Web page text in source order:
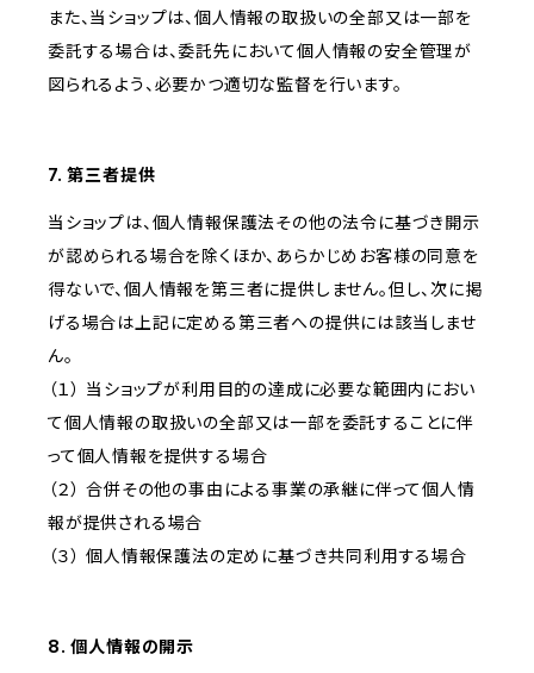
また、当ショップは、個人情報の取扱いの全部又は一部を
委託する場合は、委託先において個人情報の安全管理が
図られるよう、必要かつ適切な監督を行います。
7. 第三者提供
当ショップは、個人情報保護法その他の法令に基づき開示
が認められる場合を除くほか、あらかじめお客様の同意を
得ないで、個人情報を第三者に提供しません。但し、次に掲
げる場合は上記に定める第三者への提供には該当しませ
ん。
（１） 当ショップが利用目的の達成に必要な範囲内におい
て個人情報の取扱いの全部又は一部を委託することに伴
って個人情報を提供する場合
（２） 合併その他の事由による事業の承継に伴って個人情
報が提供される場合
（３） 個人情報保護法の定めに基づき共同利用する場合
8. 個人情報の開示